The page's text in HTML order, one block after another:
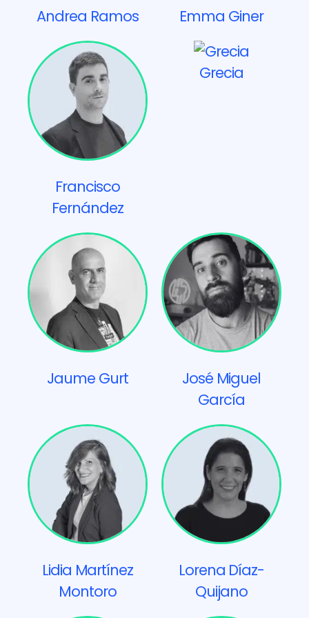
Andrea Ramos Emma Giner
Francisco
Fernández
Grecia
Jaume Gurt
José Miguel
García
Lidia Martínez
Montoro
Lorena Díaz-
Quijano